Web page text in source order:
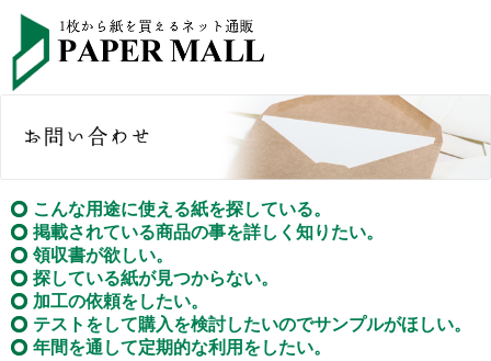
こんな用途に使える紙を探している。
掲載されている商品の事を詳しく知りたい。
領収書が欲しい。
探している紙が見つからない。
加工の依頼をしたい。
テストをして購入を検討したいのでサンプルがほしい。
年間を通して定期的な利用をしたい。